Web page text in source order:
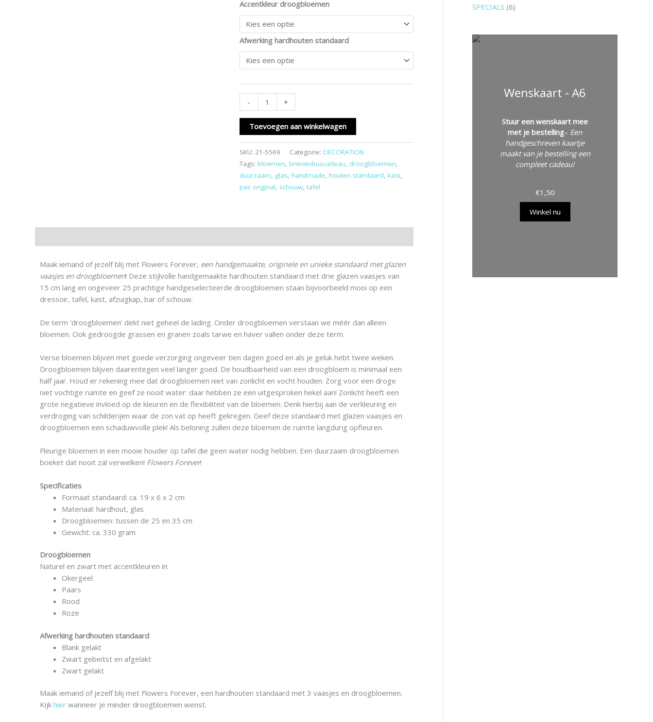
Accentkleur droogbloemen
Afwerking hardhouten standaard
- +
Toevoegen aan winkelwagen
SKU: 21-5569 Categorie: DECORATION
Tags: bloemen, brievenbuscadeau, droogbloemen,
duurzaam, glas, handmade, houten standaard, kast,
pas original, schouw, tafel
Maak iemand of jezelf blij met Flowers Forever, een handgemaakte, originele en unieke standaard met glazen
vaasjes en droogbloemen! Deze stijlvolle handgemaakte hardhouten standaard met drie glazen vaasjes van
15 cm lang en ongeveer 25 prachtige handgeselecteerde droogbloemen staan bijvoorbeeld mooi op een
dressoir, tafel, kast, afzuigkap, bar of schouw.
De term ‘droogbloemen’ dekt niet geheel de lading. Onder droogbloemen verstaan we méér dan alleen
bloemen. Ook gedroogde grassen en granen zoals tarwe en haver vallen onder deze term.
Verse bloemen blijven met goede verzorging ongeveer tien dagen goed en als je geluk hebt twee weken.
Droogbloemen blijven daarentegen veel langer goed. De houdbaarheid van een droogbloem is minimaal een
half jaar. Houd er rekening mee dat droogbloemen niet van zonlicht en vocht houden. Zorg voor een droge
niet vochtige ruimte en geef ze nooit water: daar hebben ze een uitgesproken hekel aan! Zonlicht heeft een
grote negatieve invloed op de kleuren en de flexibiliteit van de bloemen. Denk hierbij aan de verkleuring en
verdroging van schilderijen waar de zon vat op heeft gekregen. Geef deze standaard met glazen vaasjes en
droogbloemen een schaduwvolle plek! Als beloning zullen deze bloemen de ruimte langdurig opfleuren.
Fleurige bloemen in een mooie houder op tafel die geen water nodig hebben. Een duurzaam droogbloemen
boeket dat nooit zal verwelken! Flowers Forever!
Specificaties
Formaat standaard: ca. 19 x 6 x 2 cm
Materiaal: hardhout, glas
Droogbloemen: tussen de 25 en 35 cm
Gewicht: ca. 330 gram
Droogbloemen
Naturel en zwart met accentkleuren in:
Okergeel
Paars
Rood
Roze
Afwerking hardhouten standaard
Blank gelakt
Zwart gebeitst en afgelakt
Zwart gelakt
Maak iemand of jezelf blij met Flowers Forever, een hardhouten standaard met 3 vaasjes en droogbloemen.
Kijk hier wanneer je minder droogbloemen wenst.
SPECIALS 6
Wenskaart - A6
Stuur een wenskaart mee
met je bestelling– Een
handgeschreven kaartje
maakt van je bestelling een
compleet cadeau!
€1,50
Winkel nu